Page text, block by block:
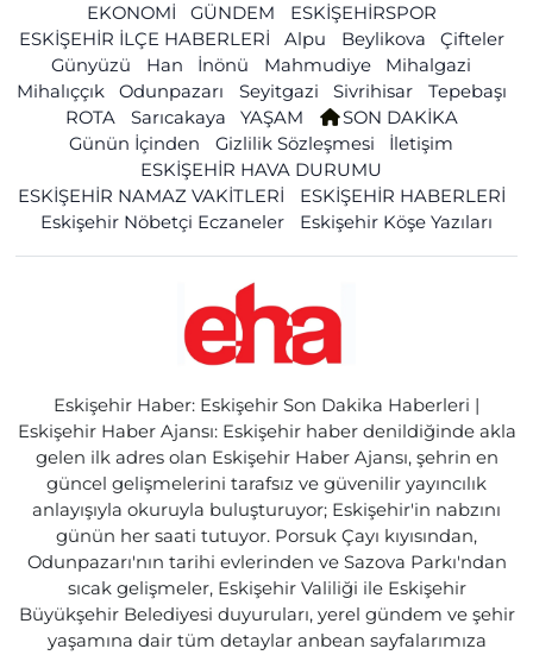
EKONOMİ
GÜNDEM
ESKİŞEHİRSPOR
ESKİŞEHİR İLÇE HABERLERİ
Alpu Beylikova
Çifteler
Günyüzü
Han İnönü Mahmudiye
Mihalgazi
Mihalıççık
Odunpazarı Seyitgazi Sivrihisar
Tepebaşı
ROTA
Sarıcakaya YAŞAM
SON DAKİKA
Günün İçinden
Gizlilik Sözleşmesi
İletişim
ESKİŞEHİR HAVA DURUMU
ESKİŞEHİR NAMAZ VAKİTLERİ
ESKİŞEHİR HABERLERİ
Eskişehir Nöbetçi Eczaneler
Eskişehir Köşe Yazıları
Eskişehir Haber: Eskişehir Son Dakika Haberleri |
Eskişehir Haber Ajansı: Eskişehir haber denildiğinde akla
gelen ilk adres olan Eskişehir Haber Ajansı, şehrin en
güncel gelişmelerini tarafsız ve güvenilir yayıncılık
anlayışıyla okuruyla buluşturuyor; Eskişehir'in nabzını
günün her saati tutuyor. Porsuk Çayı kıyısından,
Odunpazarı'nın tarihi evlerinden ve Sazova Parkı'ndan
sıcak gelişmeler, Eskişehir Valiliği ile Eskişehir
Büyükşehir Belediyesi duyuruları, yerel gündem ve şehir
yaşamına dair tüm detaylar anbean sayfalarımıza